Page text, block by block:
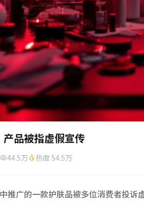
品被指虚假宣传
44.5万 热度 54.5万
推广的一款护肤品被多位消费者投诉